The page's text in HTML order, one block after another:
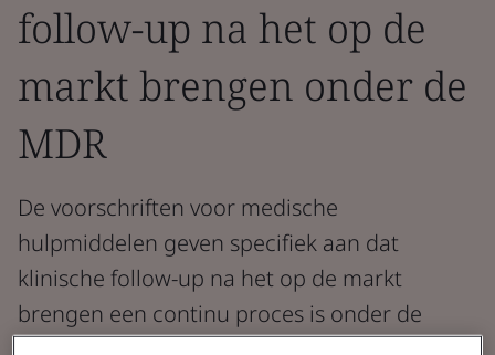
follow-up na het op de
markt brengen onder de
MDR
De voorschriften voor medische
hulpmiddelen geven specifiek aan dat
klinische follow-up na het op de markt
brengen een continu proces is onder de